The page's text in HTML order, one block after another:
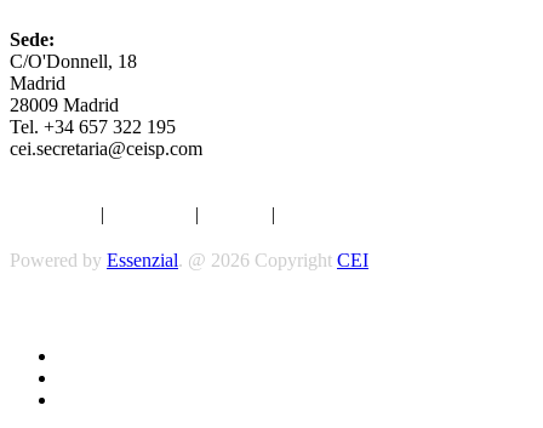
Sede:
C/O'Donnell, 18
Madrid
28009 Madrid
Tel. +34 657 322 195
cei.secretaria@ceisp.com
| | |
Powered by Essenzial. @ 2026 Copyright CEI